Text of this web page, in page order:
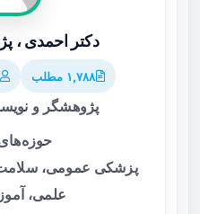
دکتر احمدی ،
۱,۷۸۸ مطلب
پژوهشگر و
پزشکی عمومی،
علمی،